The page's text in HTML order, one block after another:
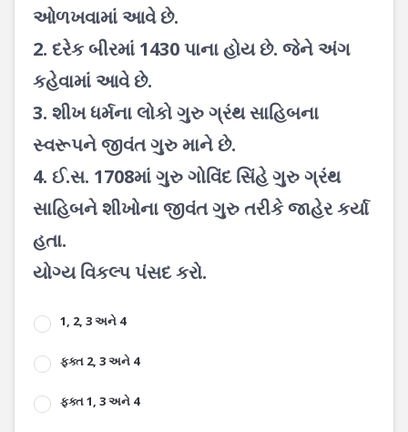
ઓળખવામાં આવે છે.
2. દરેક બીરમાં 1430 પાના હોય છે. જેને અંગ
કહેવામાં આવે છે.
3. શીખ ધર્મના લોકો ગુરુ ગ્રંથ સાહિબના
સ્વરૂપને જીવંત ગુરુ માને છે.
4. ઈ.સ. 1708માં ગુરુ ગોવિંદ સિંહે ગુરુ ગ્રંથ
સાહિબને શીખોના જીવંત ગુરુ તરીકે જાહેર કર્યા
હતા.
યોગ્ય વિકલ્પ પંસદ કરો.
1, 2, 3 અને 4
ફક્ત 2, 3 અને 4
ફક્ત 1, 3 અને 4